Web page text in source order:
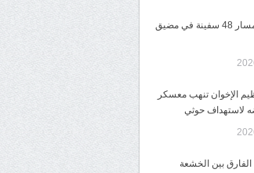
سنتكوم : تغيير مسار 48 سفينة في مضيق
الإخوان تنهب معسكر
لاستهداف حوثي
بين الخشعة